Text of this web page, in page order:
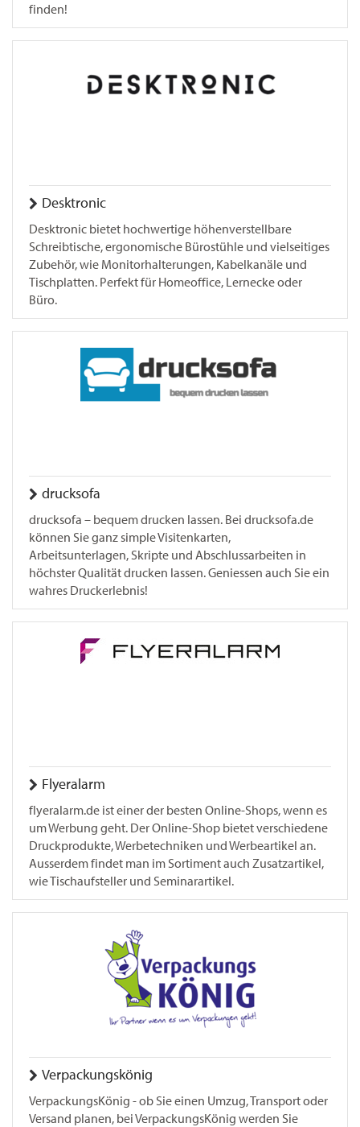
finden!
Desktronic
Desktronic bietet hochwertige höhenverstellbare
Schreibtische, ergonomische Bürostühle und vielseitiges
Zubehör, wie Monitorhalterungen, Kabelkanäle und
Tischplatten. Perfekt für Homeoffice, Lernecke oder
Büro.
drucksofa
drucksofa – bequem drucken lassen. Bei drucksofa.de
können Sie ganz simple Visitenkarten,
Arbeitsunterlagen, Skripte und Abschlussarbeiten in
höchster Qualität drucken lassen. Geniessen auch Sie ein
wahres Druckerlebnis!
Flyeralarm
flyeralarm.de ist einer der besten Online-Shops, wenn es
um Werbung geht. Der Online-Shop bietet verschiedene
Druckprodukte, Werbetechniken und Werbeartikel an.
Ausserdem findet man im Sortiment auch Zusatzartikel,
wie Tischaufsteller und Seminarartikel.
Verpackungskönig
VerpackungsKönig - ob Sie einen Umzug, Transport oder
Versand planen, bei VerpackungsKönig werden Sie